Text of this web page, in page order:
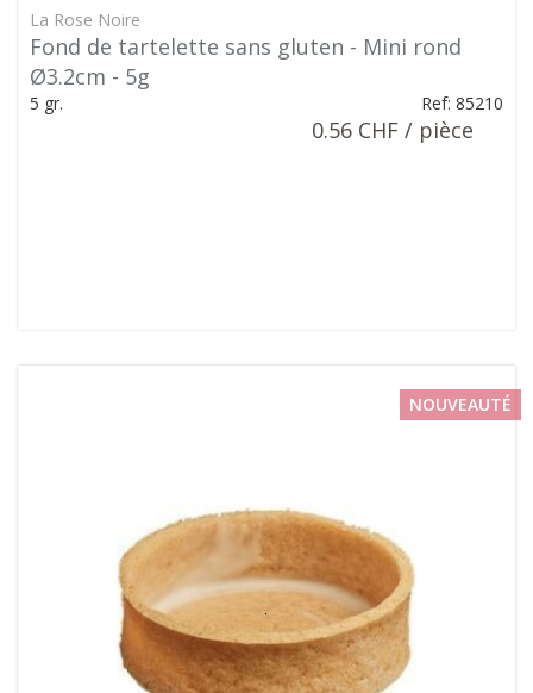
La Rose Noire
Fond de tartelette sans gluten - Mini rond
Ø3.2cm - 5g
5 gr. Ref: 85210
0.56 CHF / pièce
NOUVEAUTÉ